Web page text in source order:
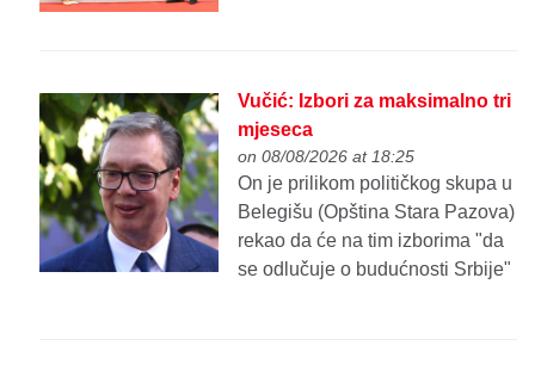
Vučić: Izbori za maksimalno tri
mjeseca
on 08/08/2026 at 18:25
On je prilikom političkog skupa u
Belegišu (Opština Stara Pazova)
rekao da će na tim izborima "da
se odlučuje o budućnosti Srbije"